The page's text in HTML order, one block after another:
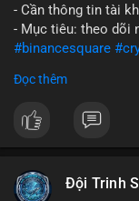
- Cần thông tin tài
- Mục tiêu: theo dõi
#binancesquare
$btc $eth
#vlikevn #titanbot
Đọc thêm
Đội Trinh